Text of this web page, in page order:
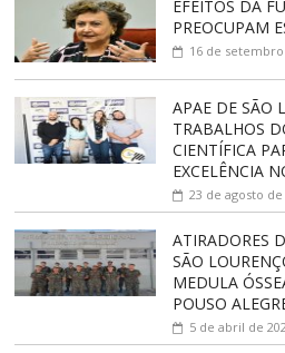
EFEITOS DA
PREOCUPAM
16 de
APAE DE SÃO
TRABALHOS
CIENTÍFICA
EXCELÊNCIA
23 de agosto de
ATIRADORES
SÃO
MEDULA
POUSO
5 de abril de